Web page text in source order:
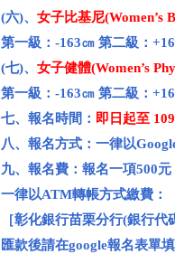
(六)、女子比基尼(Women’s
第一級：-163㎝ 第二級：
(七)、女子健體(Women’s
第一級：-163㎝ 第二級：
七、報名時間： 即日起至
八、報名方式：一律以
九、報名費：報名一項500元
一律以ATM轉帳方式繳費：
［彰化銀行苗栗分行(銀行代
匯款後請在google報名表單